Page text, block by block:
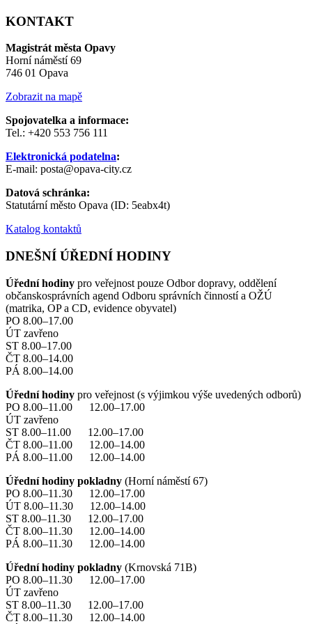
KONTAKT
Magistrát města Opavy
Horní náměstí 69
746 01 Opava
Zobrazit na mapě
Spojovatelka a informace:
Tel.: +420 553 756 111
Elektronická podatelna:
E-mail: posta@opava-city.cz
Datová schránka:
Statutární město Opava (ID: 5eabx4t)
Katalog kontaktů
DNEŠNÍ ÚŘEDNÍ HODINY
Úřední hodiny pro veřejnost pouze Odbor dopravy, oddělení
občanskosprávních agend Odboru správních činností a OŽÚ
(matrika, OP a CD, evidence obyvatel)
PO 8.00–17.00
ÚT zavřeno
ST 8.00–17.00
ČT 8.00–14.00
PÁ 8.00–14.00
Úřední hodiny pro veřejnost (s výjimkou výše uvedených odborů)
PO 8.00–11.00 12.00–17.00
ÚT zavřeno
ST 8.00–11.00 12.00–17.00
ČT 8.00–11.00 12.00–14.00
PÁ 8.00–11.00 12.00–14.00
Úřední hodiny pokladny (Horní náměstí 67)
PO 8.00–11.30 12.00–17.00
ÚT 8.00–11.30 12.00–14.00
ST 8.00–11.30 12.00–17.00
ČT 8.00–11.30 12.00–14.00
PÁ 8.00–11.30 12.00–14.00
Úřední hodiny pokladny (Krnovská 71B)
PO 8.00–11.30 12.00–17.00
ÚT zavřeno
ST 8.00–11.30 12.00–17.00
ČT 8.00–11.30 12.00–14.00